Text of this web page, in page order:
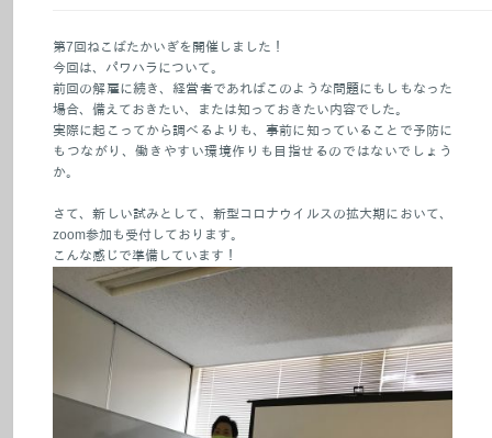
第7回ねこばたかいぎを開催しました！
今回は、パワハラについて。
前回の解雇に続き、経営者であればこのような問題にもしもなった
場合、備えておきたい、または知っておきたい内容でした。
実際に起こってから調べるよりも、事前に知っていることで予防に
もつながり、働きやすい環境作りも目指せるのではないでしょう
か。
さて、新しい試みとして、新型コロナウイルスの拡大期において、
zoom参加も受付しております。
こんな感じで準備しています！